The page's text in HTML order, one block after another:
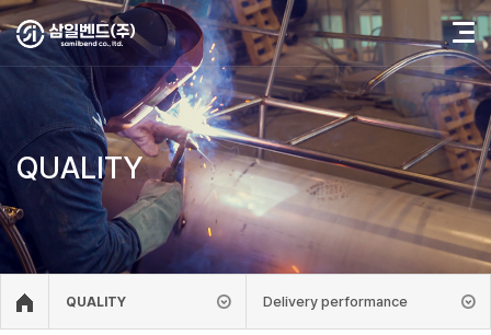
QUALITY
QUALITY Delivery performance